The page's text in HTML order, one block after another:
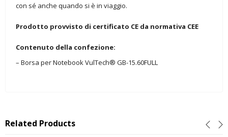
con sé anche quando si è in viaggio.
Prodotto provvisto di certificato CE da normativa CEE
Contenuto della confezione:
– Borsa per Notebook VulTech® GB-15.60FULL
Related Products